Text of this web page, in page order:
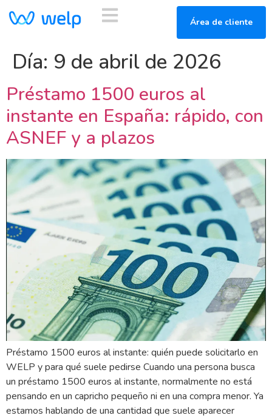
Área de cliente
Día: 9 de abril de 2026
Préstamo 1500 euros al
instante en España: rápido, con
ASNEF y a plazos
Préstamo 1500 euros al instante: quién puede solicitarlo en
WELP y para qué suele pedirse Cuando una persona busca
un préstamo 1500 euros al instante, normalmente no está
pensando en un capricho pequeño ni en una compra menor. Ya
estamos hablando de una cantidad que suele aparecer